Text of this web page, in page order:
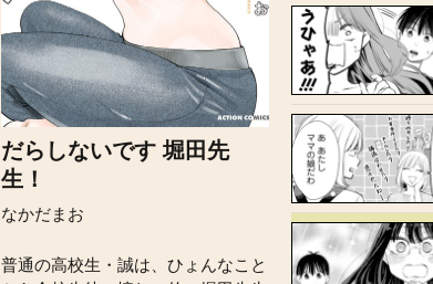
だらしないです 堀田先
生！
なかだまお
普通の高校生・誠は、ひょんなこと